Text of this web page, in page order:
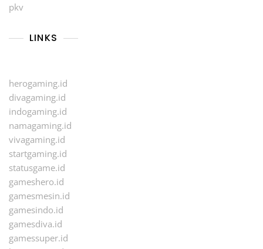
pkv
LINKS
herogaming.id
divagaming.id
indogaming.id
namagaming.id
vivagaming.id
startgaming.id
statusgame.id
gameshero.id
gamesmesin.id
gamesindo.id
gamesdiva.id
gamessuper.id